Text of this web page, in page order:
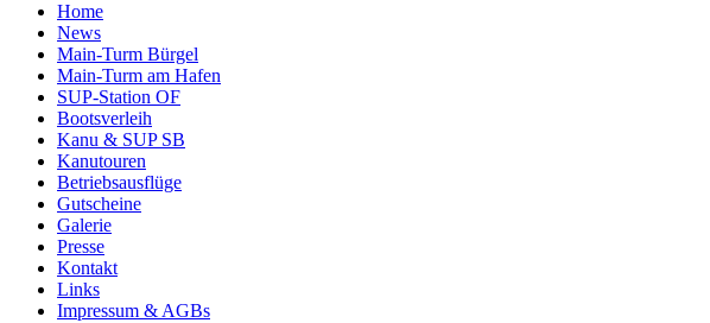
Home
News
Main-Turm Bürgel
Main-Turm am Hafen
SUP-Station OF
Bootsverleih
Kanu & SUP SB
Kanutouren
Betriebsausflüge
Gutscheine
Galerie
Presse
Kontakt
Links
Impressum & AGBs